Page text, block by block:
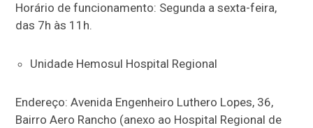
Horário de funcionamento: Segunda a sexta-feira,
das 7h às 11h.
Unidade Hemosul Hospital Regional
Endereço: Avenida Engenheiro Luthero Lopes, 36,
Bairro Aero Rancho (anexo ao Hospital Regional de